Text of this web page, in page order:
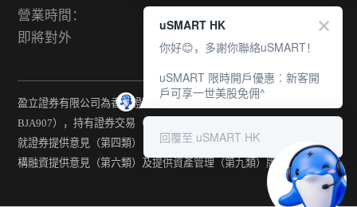
營業時間：
即將對外
盈立證券有限公司為香港證監會持牌法團（中央編號：
BJA907），持有證券交易（第一類） 、期貨合約交易(第二類) 、
就證券提供意見（第四類） 、就期貨合約提供意見(第五類) 、就機
構融資提供意見（第六類）及提供資產管理（第九類）牌照。
uSMART HK
你好😊，多謝你聯絡uSMART！
uSMART 限時開戶優惠︰新客開
戶可享一世美股免佣^
回覆至 uSMART HK